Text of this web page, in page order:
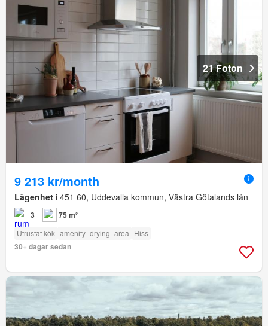
21 Foton
9 213 kr/month
Lägenhet i 451 60, Uddevalla kommun, Västra Götalands län
3 75 m²
Utrustat kök amenity_drying_area Hiss
30+ dagar sedan